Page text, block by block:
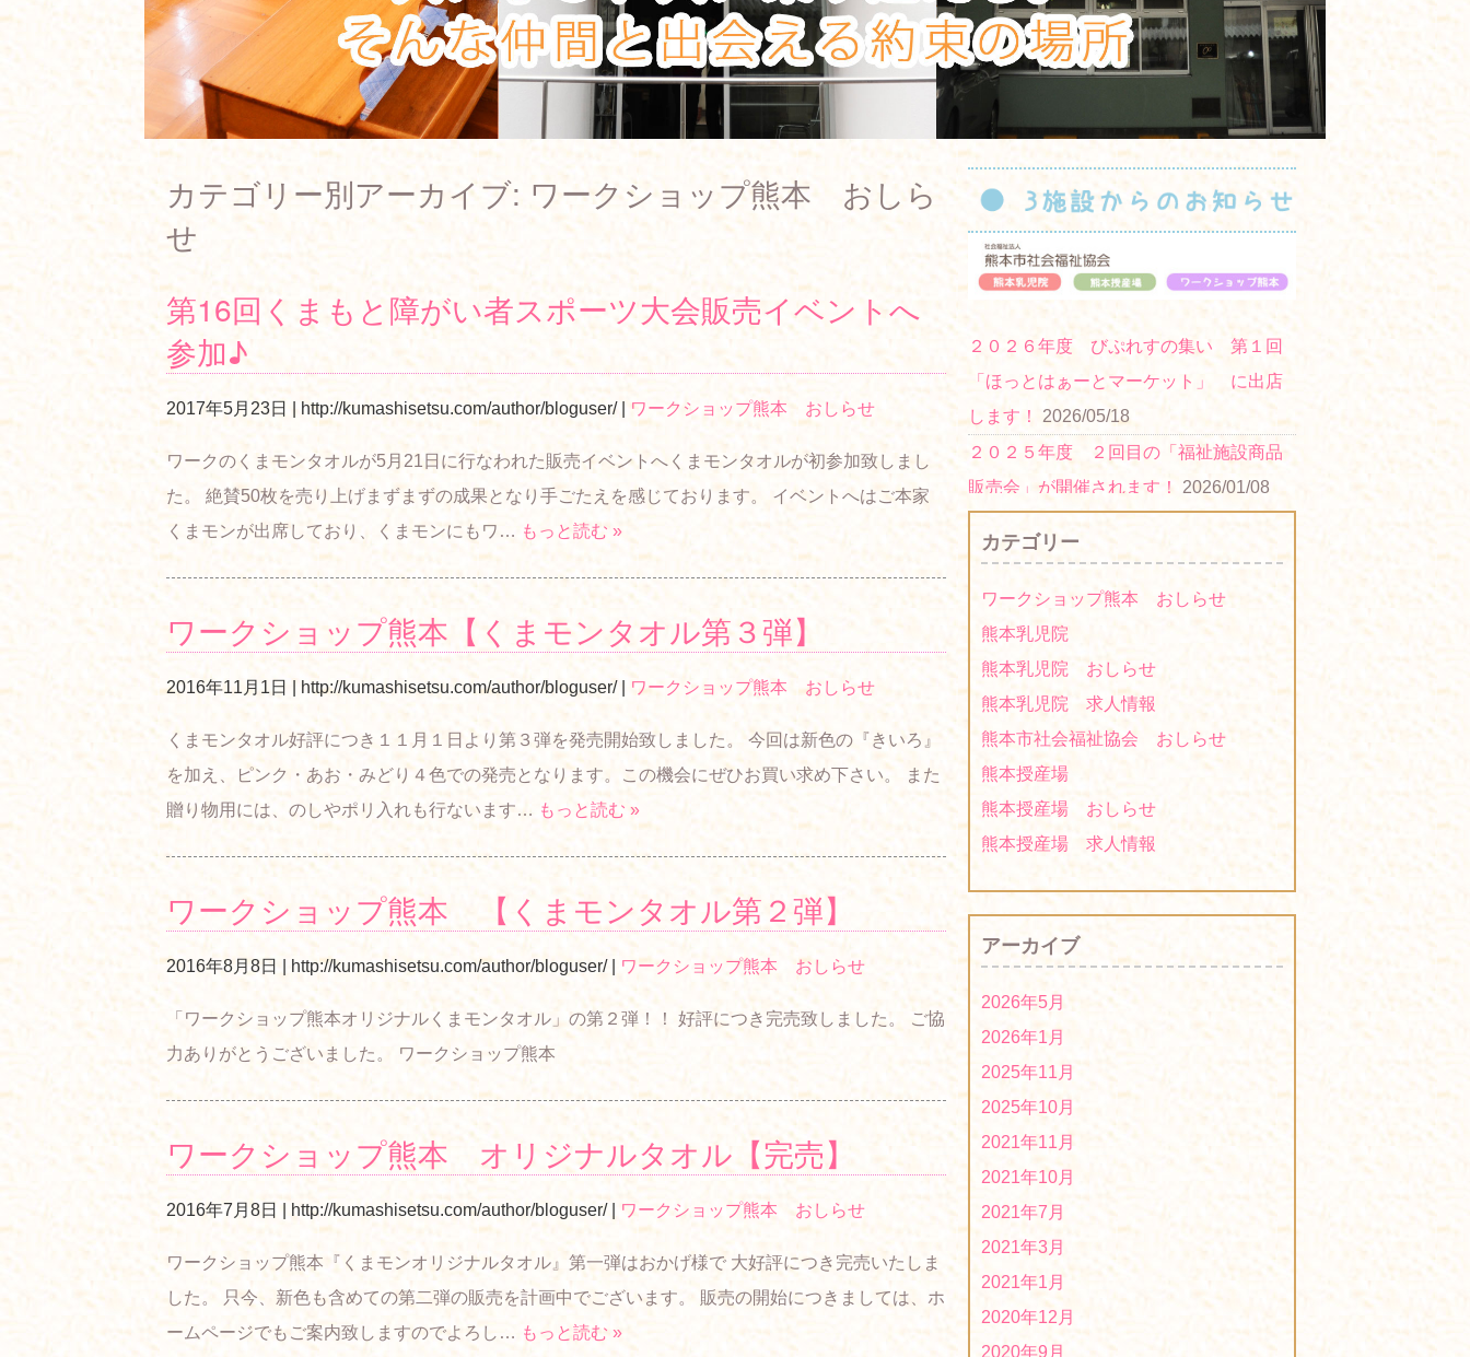
カテゴリー別アーカイブ: ワークショップ熊本 おしら
せ
第16回くまもと障がい者スポーツ大会販売イベントへ
参加♪
2017年5月23日 http://kumashisetsu.com/author/bloguser/| ワークショップ熊本 おしらせ
ワークのくまモンタオルが5月21日に行なわれた販売イベントへくまモンタオルが初参加致しまし
た。 絶賛50枚を売り上げまずまずの成果となり手ごたえを感じております。 イベントへはご本家
くまモンが出席しており、くまモンにもワ… もっと読む »
ワークショップ熊本【くまモンタオル第３弾】
2016年11月1日 http://kumashisetsu.com/author/bloguser/| ワークショップ熊本 おしらせ
くまモンタオル好評につき１１月１日より第３弾を発売開始致しました。 今回は新色の『きいろ』
を加え、ピンク・あお・みどり４色での発売となります。この機会にぜひお買い求め下さい。 また
贈り物用には、のしやポリ入れも行ないます… もっと読む »
ワークショップ熊本 【くまモンタオル第２弾】
2016年8月8日 http://kumashisetsu.com/author/bloguser/| ワークショップ熊本 おしらせ
「ワークショップ熊本オリジナルくまモンタオル」の第２弾！！ 好評につき完売致しました。 ご協
力ありがとうございました。 ワークショップ熊本
ワークショップ熊本 オリジナルタオル【完売】
2016年7月8日 http://kumashisetsu.com/author/bloguser/| ワークショップ熊本 おしらせ
ワークショップ熊本『くまモンオリジナルタオル』第一弾はおかげ様で 大好評につき完売いたしま
した。 只今、新色も含めての第二弾の販売を計画中でございます。 販売の開始につきましては、ホ
ームページでもご案内致しますのでよろし… もっと読む »
２０２６年度 びぷれすの集い 第１回
「ほっとはぁーとマーケット」 に出店
します！
2026/05/18
２０２５年度 ２回目の「福祉施設商品
販売会」が開催されます！
2026/01/08
２０２５年度 びぷれすの集い 第２回
「ほっとはぁーとマーケット」 に出店
します！ 2025/11/07
２０２５年度「福祉施設商品販売会」に
出展します！
2025/10/21
２０２１年度「障がい者福祉施設商品等
展示・商談会(県庁)について」に出展しま
す！ 2021/11/17
2021年度「第３回ほっとはぁーとマーケ
ット」に出店します！ 2021/10/13
2021年度「第1回ほっとはぁーとマーケ
ット」は中止になりました 2021/07/12
2020年度「第６回ほっとはぁーとマーケ
2020年度「第５回ほっとはぁーとマーケ
ット」は中止です！
2020年度「第４回ほっとはぁーとマーケ
ット」に出店します！
2020年度「第3回ほっとはぁーとマーケ
ット」に出店します！
2019年度「第５回ほっとはぁーとマーケ
ット」は中止になりました！
2020/02/18
カテゴリー
ワークショップ熊本 おしらせ
熊本乳児院
熊本乳児院 おしらせ
熊本乳児院 求人情報
熊本市社会福祉協会 おしらせ
熊本授産場
熊本授産場 おしらせ
熊本授産場 求人情報
アーカイブ
2026年5月
2026年1月
2025年11月
2025年10月
2021年11月
2021年10月
2021年7月
2021年3月
2021年1月
2020年12月
2020年9月